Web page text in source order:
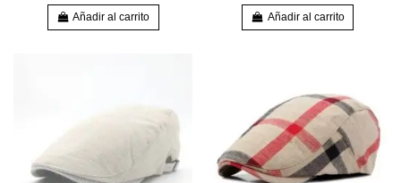
Añadir al carrito
Añadir al carrito